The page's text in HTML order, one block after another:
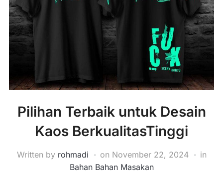
Pilihan Terbaik untuk Desain
Kaos BerkualitasTinggi
Written by rohmadi on November 22, 2024
in
Bahan Bahan Masakan